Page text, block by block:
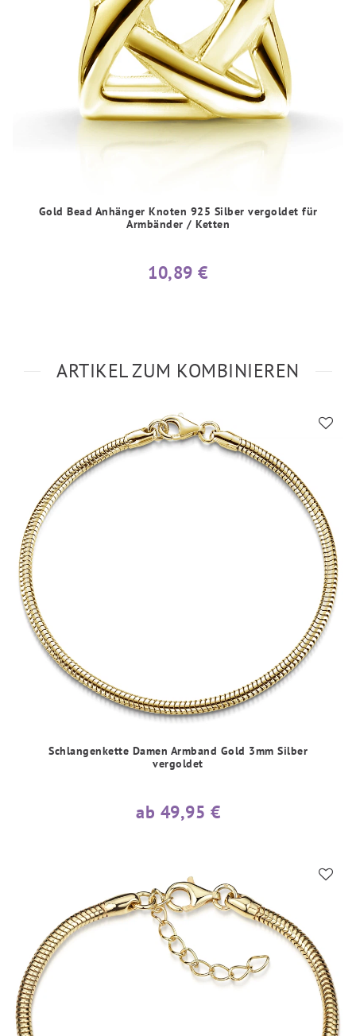
Gold Bead Anhänger Knoten 925 Silber vergoldet für
Armbänder / Ketten
10,89 €
ARTIKEL ZUM KOMBINIEREN
Schlangenkette Damen Armband Gold 3mm Silber
vergoldet
ab 49,95 €